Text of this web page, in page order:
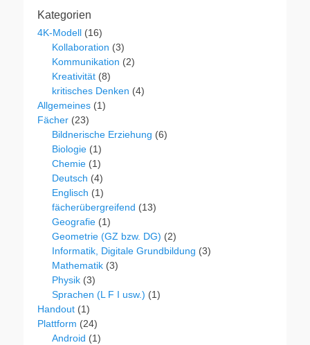
Kategorien
4K-Modell (16)
Kollaboration (3)
Kommunikation (2)
Kreativität (8)
kritisches Denken (4)
Allgemeines (1)
Fächer (23)
Bildnerische Erziehung (6)
Biologie (1)
Chemie (1)
Deutsch (4)
Englisch (1)
fächerübergreifend (13)
Geografie (1)
Geometrie (GZ bzw. DG) (2)
Informatik, Digitale Grundbildung (3)
Mathematik (3)
Physik (3)
Sprachen (L F I usw.) (1)
Handout (1)
Plattform (24)
Android (1)